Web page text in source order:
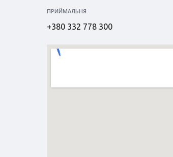
ПРИЙМАЛЬНЯ
+380 332 778 300